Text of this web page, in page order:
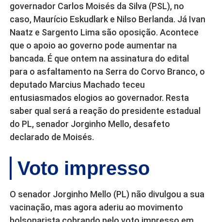
governador Carlos Moisés da Silva (PSL), no
caso, Maurício Eskudlark e Nilso Berlanda. Já Ivan
Naatz e Sargento Lima são oposição. Acontece
que o apoio ao governo pode aumentar na
bancada. É que ontem na assinatura do edital
para o asfaltamento na Serra do Corvo Branco, o
deputado Marcius Machado teceu
entusiasmados elogios ao governador. Resta
saber qual será a reação do presidente estadual
do PL, senador Jorginho Mello, desafeto
declarado de Moisés.
Voto impresso
O senador Jorginho Mello (PL) não divulgou a sua
vacinação, mas agora aderiu ao movimento